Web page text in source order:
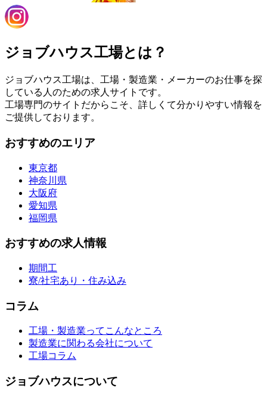
ジョブハウス工場とは？
ジョブハウス工場は、工場・製造業・メーカーのお仕事を探
している人のための求人サイトです。
工場専門のサイトだからこそ、詳しくて分かりやすい情報を
ご提供しております。
おすすめのエリア
東京都
神奈川県
大阪府
愛知県
福岡県
おすすめの求人情報
期間工
寮/社宅あり・住み込み
コラム
工場・製造業ってこんなところ
製造業に関わる会社について
工場コラム
ジョブハウスについて